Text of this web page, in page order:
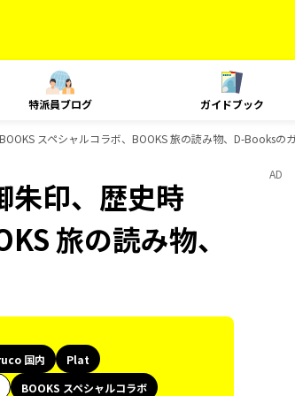
特派員ブログ ガイドブック
スペシャルコラボ、BOOKS 旅の読み物、D-Booksの
印、歴史時
旅の読み物、
国内
Plat
BOOKS スペシャルコラボ
AD